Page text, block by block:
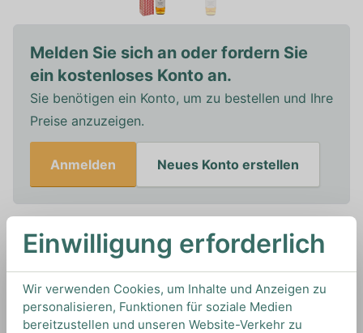
Melden Sie sich an oder fordern Sie
ein kostenloses Konto an.
Sie benötigen ein Konto, um zu bestellen und Ihre
Preise anzuzeigen.
Anmelden Neues Konto erstellen
In den Warenkorb
40%
Artikelnummer: 15656
Speyside Whisky vonThe MacallanausSchottland
Einwilligung erforderlich
Wir verwenden Cookies, um Inhalte und Anzeigen zu
personalisieren, Funktionen für soziale Medien
bereitzustellen und unseren Website-Verkehr zu